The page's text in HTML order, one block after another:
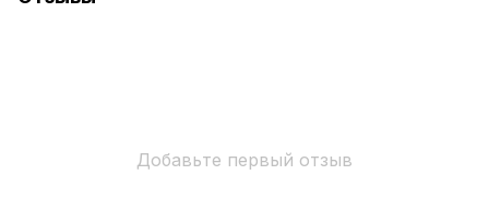
Добавьте первый отзыв